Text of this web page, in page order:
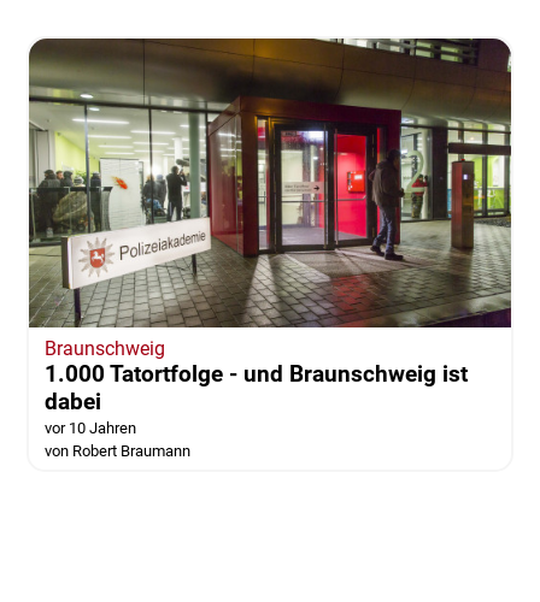
Braunschweig
1.000 Tatortfolge - und Braunschweig ist
dabei
vor 10 Jahren
von Robert Braumann